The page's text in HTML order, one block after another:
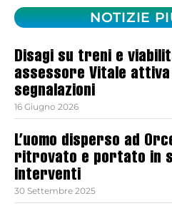
NOTIZIE
Disagi su treni e
assessore Vitale
segnalazioni
16 Giugno 2026
L’uomo disperso ad
ritrovato e portato in
interventi
30 Settembre 2025